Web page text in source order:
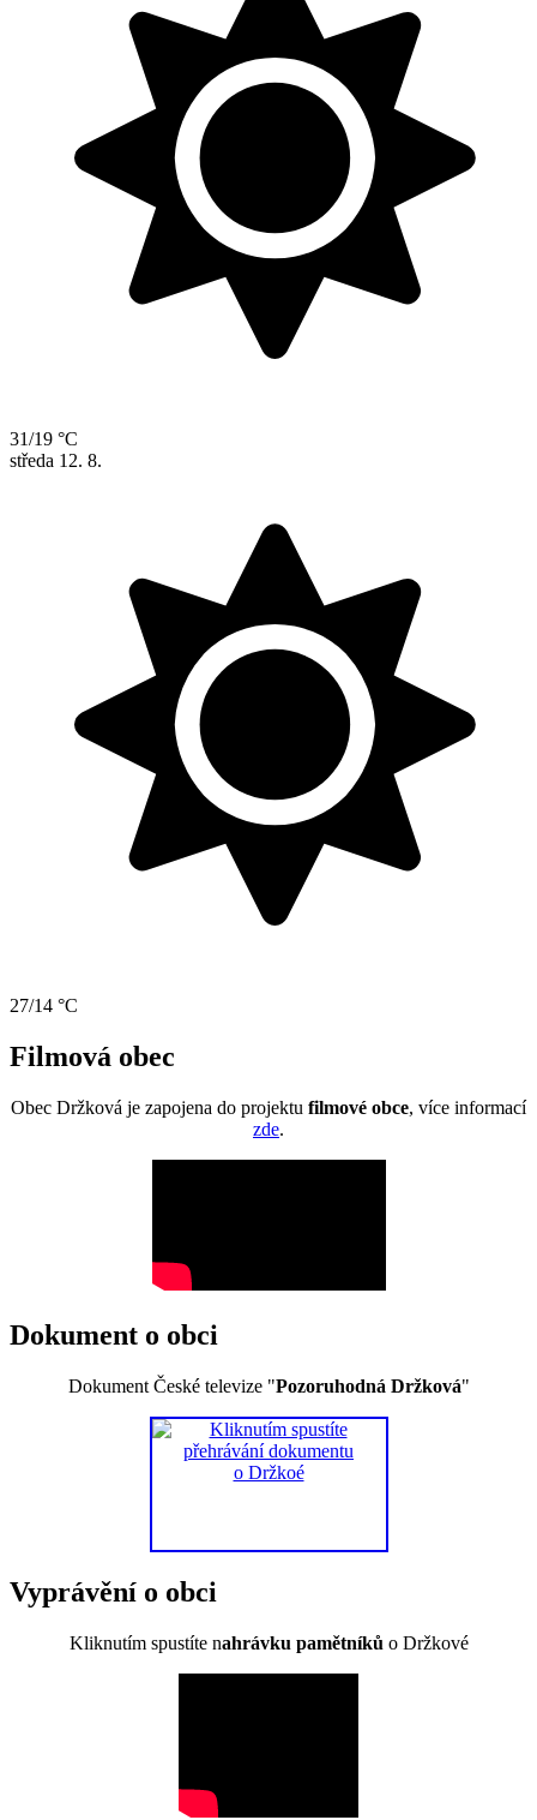
31/19 °C
středa 12. 8.
27/14 °C
Filmová obec
Obec Držková je zapojena do projektu filmové obce, více informací
zde.
Dokument o obci
Dokument České televize "Pozoruhodná Držková"
Vyprávění o obci
Kliknutím spustíte nahrávku pamětníků o Držkové